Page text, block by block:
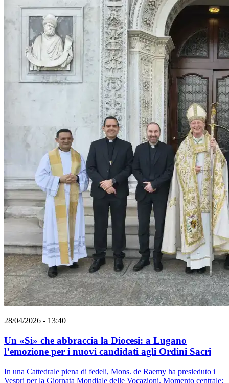
28/04/2026 - 13:40
Un «Sì» che abbraccia la Diocesi: a Lugano
l’emozione per i nuovi candidati agli Ordini Sacri
In una Cattedrale piena di fedeli, Mons. de Raemy ha presieduto i
Vespri per la Giornata Mondiale delle Vocazioni. Momento centrale: